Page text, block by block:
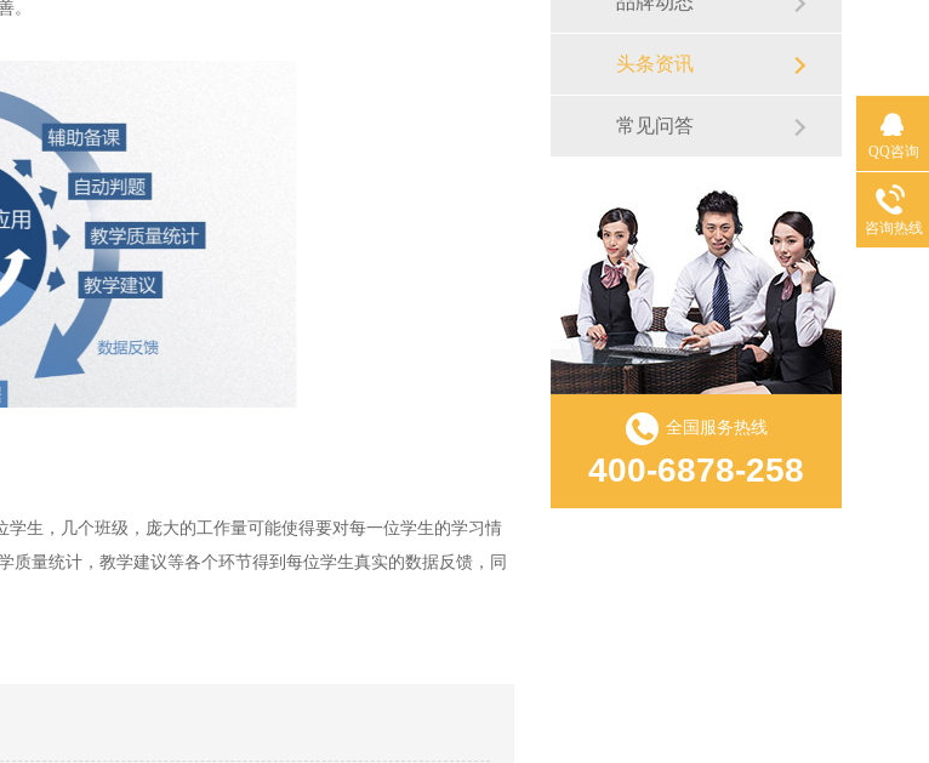
。
生，几个班级，庞大的工作量可能使得要对每一位学生的学习情
量统计，教学建议等各个环节得到每位学生真实的数据反馈，同
头条资讯
常见问答
全国服务热线
400-6878-258
QQ咨询
咨询热线